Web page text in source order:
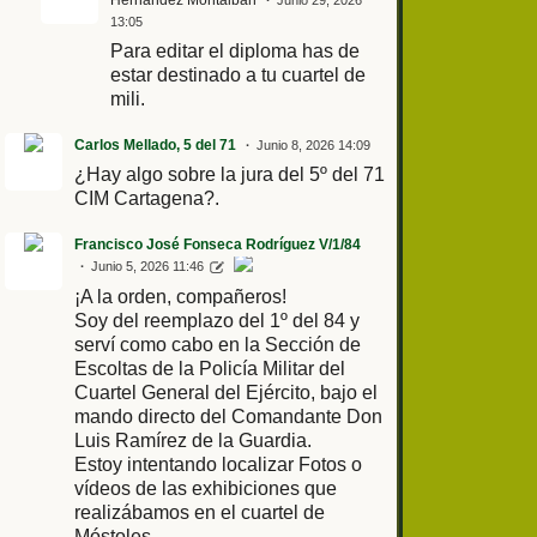
13:05
Para editar el diploma has de
estar destinado a tu cuartel de
mili.
Carlos Mellado, 5 del 71 Junio 8, 2026 14:09
¿Hay algo sobre la jura del 5º del 71
CIM Cartagena?.
Francisco José Fonseca Rodríguez V/1/84
Junio 5, 2026 11:46
¡A la orden, compañeros!
Soy del reemplazo del 1º del 84 y
serví como cabo en la Sección de
Escoltas de la Policía Militar del
Cuartel General del Ejército, bajo el
mando directo del Comandante Don
Luis Ramírez de la Guardia.
Estoy intentando localizar Fotos o
vídeos de las exhibiciones que
realizábamos en el cuartel de